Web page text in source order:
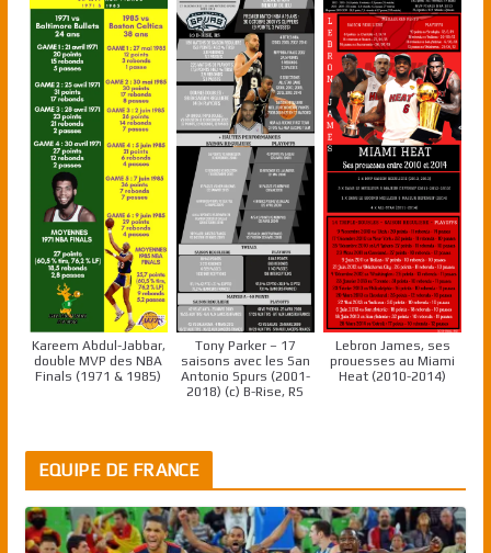
Kareem Abdul-Jabbar,
double MVP des NBA
Finals (1971 & 1985)
Tony Parker – 17
saisons avec les San
Antonio Spurs (2001-
2018) (c) B-Rise, RS
Lebron James, ses
prouesses au Miami
Heat (2010-2014)
EQUIPE DE FRANCE